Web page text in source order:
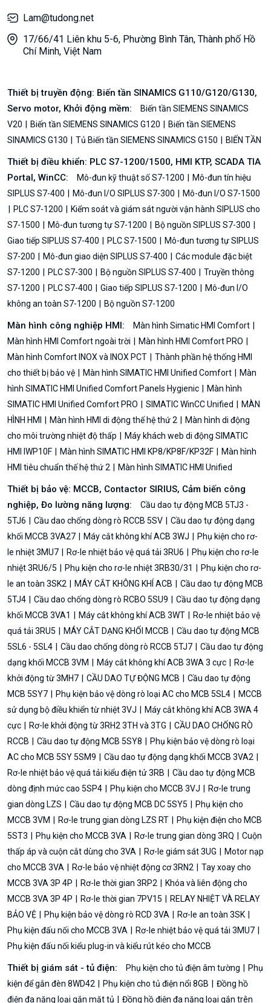
Lam@tudong.net
17/66/41 Liên khu 5-6, Phường Bình Tân, Thành phố Hồ
Chí Minh, Việt Nam
Thiết bị truyền động: Biến tần SINAMICS G110/G120/G130,
Servo motor, Khởi động mềm:
Biến tần SIEMENS SINAMICS
V20
Biến tần SIEMENS SINAMICS G120
Biến tần SIEMENS
SINAMICS G130
Tủ Biến tần SIEMENS SINAMICS G150 BIẾN TẦN
Thiết bị điều khiển: PLC S7-1200/1500, HMI KTP, SCADA TIA
Portal, WinCC:
Mô-đun kỹ thuật số S7-1200
Mô-đun tín hiệu
SIPLUS S7-400
Mô-đun I/O SIPLUS S7-300
Mô-đun I/O S7-1500
PLC S7-1200
Kiểm soát và giám sát người vận hành SIPLUS cho
S7-1500
Mô-đun tương tự S7-1200
Bộ nguồn SIPLUS S7-300
Giao tiếp SIPLUS S7-400
PLC S7-1500
Mô-đun tương tự SIPLUS
S7-200
Mô-đun giao diện SIPLUS S7-400
Các module đặc biệt
S7-1200
PLC S7-300 Bộ nguồn SIPLUS S7-400
Truyền thông
S7-1200
PLC S7-400 Giao tiếp SIPLUS S7-1200
Mô-đun I/O
không an toàn S7-1200
Bộ nguồn S7-1200
Màn hình công nghiệp HMI:
Màn hình Simatic HMI Comfort
Màn hình HMI Comfort ngoài trời
Màn hình HMI Comfort PRO
Màn hình Comfort INOX và INOX PCT
Thành phần hệ thống HMI
cho thiết bị bảo vệ
Màn hình SIMATIC HMI Unified Comfort
Màn
hình SIMATIC HMI Unified Comfort Panels Hygienic
Màn hình
SIMATIC HMI Unified Comfort PRO
SIMATIC WinCC Unified
MÀN
HÌNH HMI
Màn hình HMI di động thế hệ thứ 2
Màn hình di động
cho môi trường nhiệt độ thấp
Máy khách web di động SIMATIC
HMI IWP10F
Màn hình SIMATIC HMI KP8/KP8F/KP32F
Màn hình
HMI tiêu chuẩn thế hệ thứ 2
Màn hình SIMATIC HMI Unified
Thiết bị bảo vệ: MCCB, Contactor SIRIUS, Cảm biến công
nghiệp, Đo lường năng lượng:
Cầu dao tự động MCB 5TJ3 -
5TJ6
Cầu dao chống dòng rò RCCB 5SV
Cầu dao tự động dạng
khối MCCB 3VA27
Máy cắt không khí ACB 3WJ
Phụ kiện cho rơ-
le nhiệt 3MU7
Rơ-le nhiệt bảo vệ quá tải 3RU6
Phụ kiện cho rơ-le
nhiệt 3RU6/5
Phụ kiện cho rơ-le nhiệt 3RB30/31
Phụ kiện cho rơ-
le an toàn 3SK2
MÁY CẮT KHÔNG KHÍ ACB
Cầu dao tự động MCB
5TJ4
Cầu dao chống dòng rò RCBO 5SU9
Cầu dao tự động dạng
khối MCCB 3VA1
Máy cắt không khí ACB 3WT
Rơ-le nhiệt bảo vệ
quá tải 3RU5
MÁY CẮT DẠNG KHỐI MCCB
Cầu dao tự động MCB
5SL6 - 5SL4
Cầu dao chống dòng rò RCCB 5TJ7
Cầu dao tự động
dạng khối MCCB 3VM
Máy cắt không khí ACB 3WA 3 cực
Rơ-le
khởi động từ 3MH7
CẦU DAO TỰ ĐỘNG MCB
Cầu dao tự động
MCB 5SY7
Phụ kiện bảo vệ dòng rò loại AC cho MCB 5SL4
MCCB
sử dụng bộ điều khiển từ nhiệt 3VJ
Máy cắt không khí ACB 3WA 4
cực
Rơ-le khởi động từ 3RH2 3TH và 3TG
CẦU DAO CHỐNG RÒ
RCCB
Cầu dao tự động MCB 5SY8
Phụ kiện bảo vệ dòng rò loại
AC cho MCB 5SY 5SM9
Cầu dao tự động dạng khối MCCB 3VA2
Rơ-le nhiệt bảo vệ quá tải kiểu điện tử 3RB
Cầu dao tự động MCB
dòng định mức cao 5SP4
Phụ kiện cho MCCB 3VJ
Rơ-le trung
gian dòng LZS
Cầu dao tự động MCB DC 5SY5
Phụ kiện cho
MCCB 3VM
Rơ-le trung gian dòng LZS RT
Phụ kiện điện cho MCB
5ST3
Phụ kiện cho MCCB 3VA Rơ-le trung gian dòng 3RQ
Cuộn
thấp áp và cuộn cắt dùng cho 3VA
Rơ-le giám sát 3UG
Motor nạp
cho MCCB 3VA
Rơ-le bảo vệ nhiệt động cơ 3RN2
Tay xoay cho
MCCB 3VA 3P 4P
Rơ-le thời gian 3RP2
Khóa và liên động cho
MCCB 3VA 3P 4P
Rơ-le thời gian 7PV15
RELAY NHIỆT VÀ RELAY
BẢO VỆ
Phụ kiện bảo vệ dòng rò RCD 3VA
Rơ-le an toàn 3SK
Phụ kiện đấu nối cho MCCB 3VA
Rơ-le nhiệt bảo vệ quá tải 3MU7
Phụ kiện đấu nối kiểu plug-in và kiểu rút kéo cho MCCB
Thiết bị giám sát - tủ điện: Phụ kiện cho tủ điện âm tường
Phụ
kiện để gắn đèn 8WD42
Phụ kiện cho tủ điện nổi 8GB
Đồng hồ
điện đa năng loại gắn mặt tủ
Đồng hồ điện đa năng loại gắn trên